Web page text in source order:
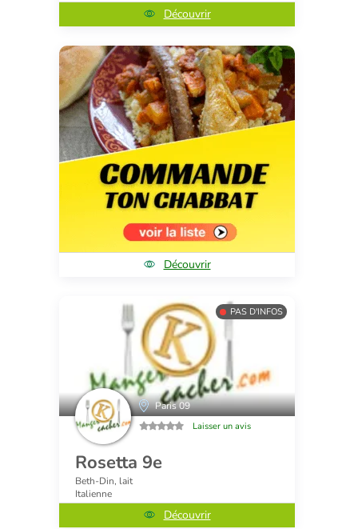
Découvrir
Découvrir
PAS D'INFOS
Paris 09
Laisser un avis
Rosetta 9e
Beth-Din, lait
Italienne
Découvrir